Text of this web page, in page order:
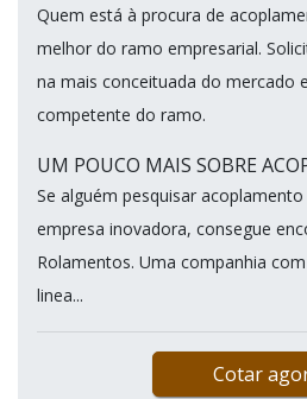
Quem está à procura de
melhor do ramo empresarial.
na mais conceituada do mercado
competente do ramo.
UM POUCO MAIS SOBRE
Se alguém pesquisar
empresa inovadora, consegue
Rolamentos. Uma companhia
linea...
Cotar